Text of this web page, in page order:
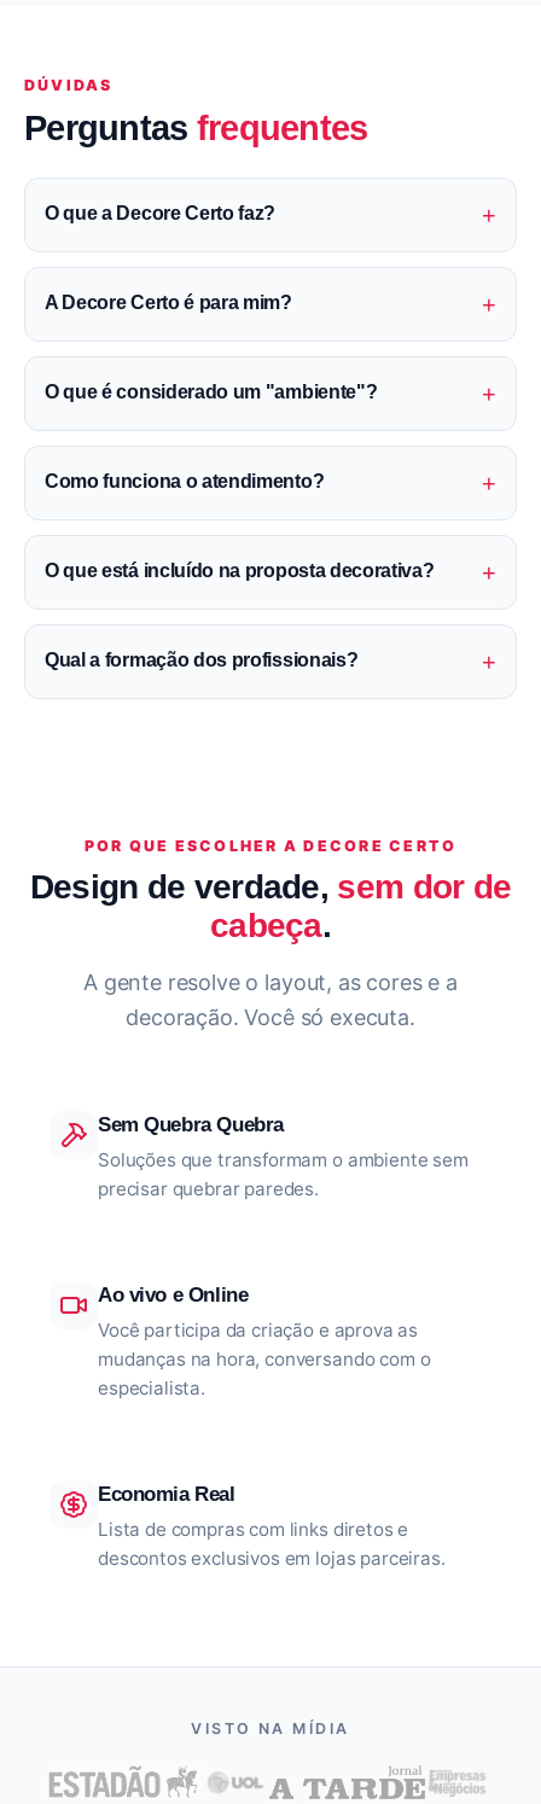
DÚVIDAS
Perguntas frequentes
O que a Decore Certo faz? +
A Decore Certo é para mim? +
O que é considerado um "ambiente"? +
Como funciona o atendimento? +
O que está incluído na proposta decorativa? +
Qual a formação dos profissionais? +
POR QUE ESCOLHER A DECORE CERTO
Design de verdade, sem dor de
cabeça.
A gente resolve o layout, as cores e a
decoração. Você só executa.
Sem Quebra Quebra
Soluções que transformam o ambiente sem
precisar quebrar paredes.
Ao vivo e Online
Você participa da criação e aprova as
mudanças na hora, conversando com o
especialista.
Economia Real
Lista de compras com links diretos e
descontos exclusivos em lojas parceiras.
VISTO NA MÍDIA